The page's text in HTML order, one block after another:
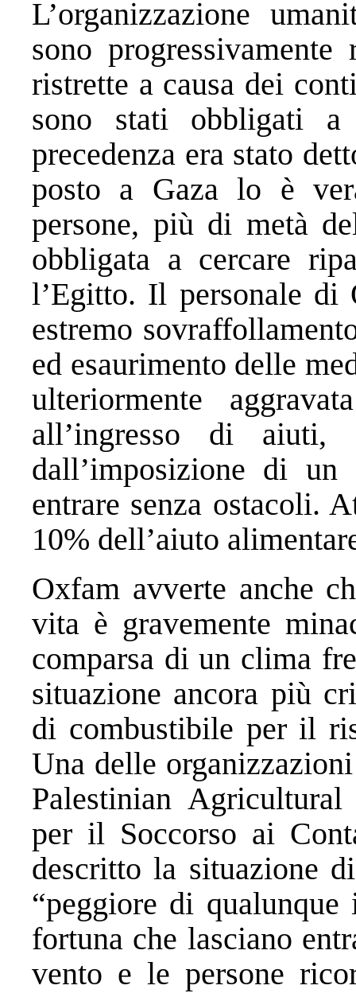
L’organizzazione
sono
ristrette a causa dei
sono stati obbligati
precedenza era stato
posto a Gaza lo è
persone, più di metà
obbligata a cercare
l’Egitto. Il personale
estremo
ed esaurimento delle
ulteriormente
all’ingresso di aiuti,
dall’imposizione di
entrare senza ostacoli.
10% dell’aiuto
Oxfam avverte anche
vita è gravemente
comparsa di un clima
situazione ancora più
di combustibile per il
Una delle
Palestinian
per il Soccorso ai
descritto la situazione
“peggiore di
fortuna che lasciano
vento e le persone